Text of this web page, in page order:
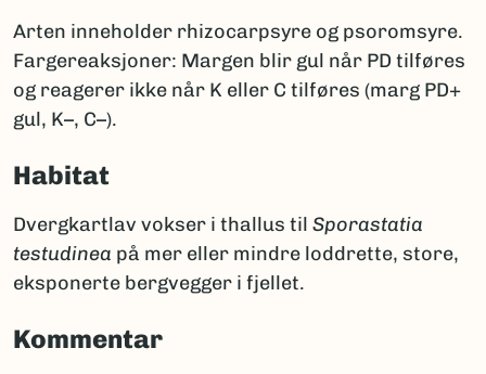
Arten inneholder rhizocarpsyre og psoromsyre.
Fargereaksjoner: Margen blir gul når PD tilføres
og reagerer ikke når K eller C tilføres (marg PD+
gul, K–, C–).
Habitat
Dvergkartlav vokser i thallus til Sporastatia
testudinea på mer eller mindre loddrette, store,
eksponerte bergvegger i fjellet.
Kommentar